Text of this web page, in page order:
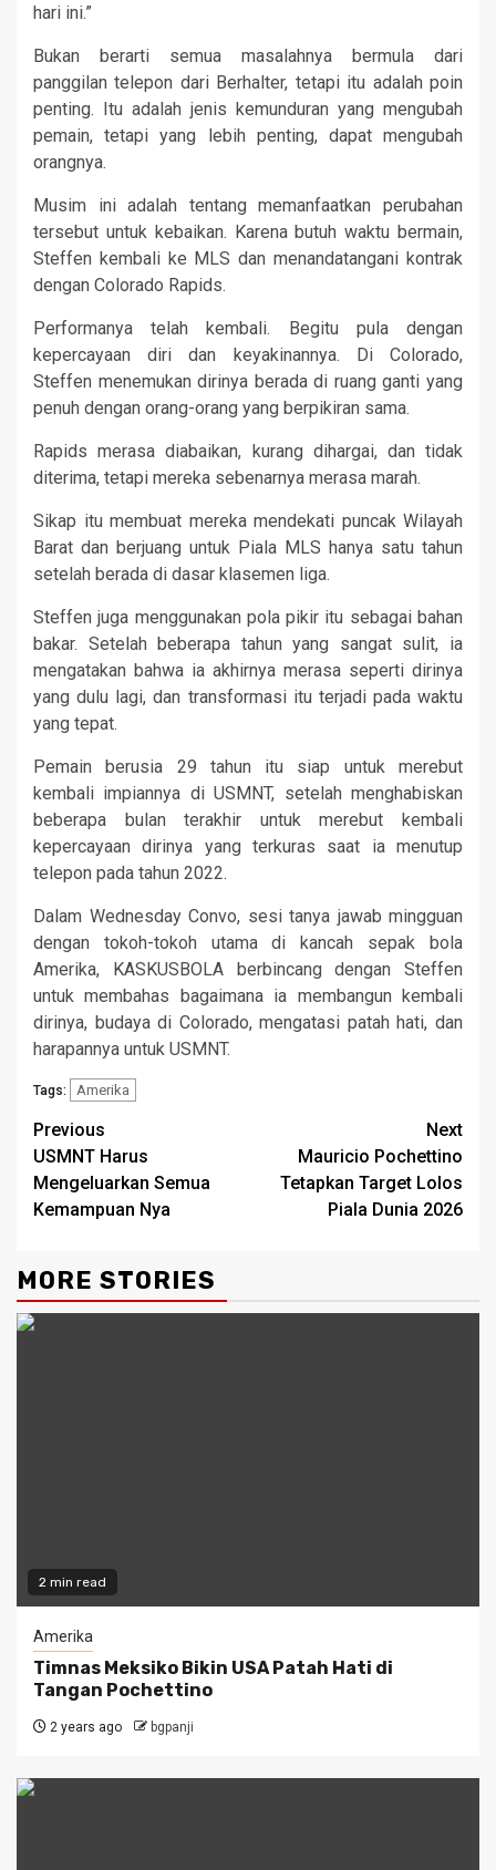
hari ini.”
Bukan berarti semua masalahnya bermula dari
panggilan telepon dari Berhalter, tetapi itu adalah poin
penting. Itu adalah jenis kemunduran yang mengubah
pemain, tetapi yang lebih penting, dapat mengubah
orangnya.
Musim ini adalah tentang memanfaatkan perubahan
tersebut untuk kebaikan. Karena butuh waktu bermain,
Steffen kembali ke MLS dan menandatangani kontrak
dengan Colorado Rapids.
Performanya telah kembali. Begitu pula dengan
kepercayaan diri dan keyakinannya. Di Colorado,
Steffen menemukan dirinya berada di ruang ganti yang
penuh dengan orang-orang yang berpikiran sama.
Rapids merasa diabaikan, kurang dihargai, dan tidak
diterima, tetapi mereka sebenarnya merasa marah.
Sikap itu membuat mereka mendekati puncak Wilayah
Barat dan berjuang untuk Piala MLS hanya satu tahun
setelah berada di dasar klasemen liga.
Steffen juga menggunakan pola pikir itu sebagai bahan
bakar. Setelah beberapa tahun yang sangat sulit, ia
mengatakan bahwa ia akhirnya merasa seperti dirinya
yang dulu lagi, dan transformasi itu terjadi pada waktu
yang tepat.
Pemain berusia 29 tahun itu siap untuk merebut
kembali impiannya di USMNT, setelah menghabiskan
beberapa bulan terakhir untuk merebut kembali
kepercayaan dirinya yang terkuras saat ia menutup
telepon pada tahun 2022.
Dalam Wednesday Convo, sesi tanya jawab mingguan
dengan tokoh-tokoh utama di kancah sepak bola
Amerika, KASKUSBOLA berbincang dengan Steffen
untuk membahas bagaimana ia membangun kembali
dirinya, budaya di Colorado, mengatasi patah hati, dan
harapannya untuk USMNT.
Tags: Amerika
Continue
Reading
Previous
USMNT Harus
Mengeluarkan Semua
Kemampuan Nya
Next
Mauricio Pochettino
Tetapkan Target Lolos
Piala Dunia 2026
MORE STORIES
2 min read
Amerika
Timnas Meksiko Bikin USA Patah Hati di
Tangan Pochettino
2 years ago bgpanji